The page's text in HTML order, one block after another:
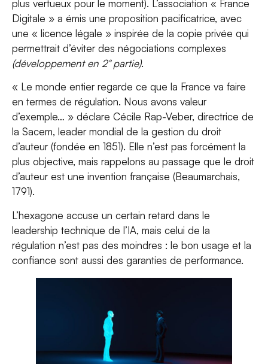
plus vertueux pour le moment). L’association « France
Digitale » a émis une proposition pacificatrice, avec
une « licence légale » inspirée de la copie privée qui
permettrait d’éviter des négociations complexes
(développement en 2° partie).
« Le monde entier regarde ce que la France va faire
en termes de régulation. Nous avons valeur
d’exemple… » déclare Cécile Rap-Veber, directrice de
la Sacem, leader mondial de la gestion du droit
d’auteur (fondée en 1851). Elle n’est pas forcément la
plus objective, mais rappelons au passage que le droit
d’auteur est une invention française (Beaumarchais,
1791).
L’hexagone accuse un certain retard dans le
leadership technique de l’IA, mais celui de la
régulation n’est pas des moindres : le bon usage et la
confiance sont aussi des garanties de performance.